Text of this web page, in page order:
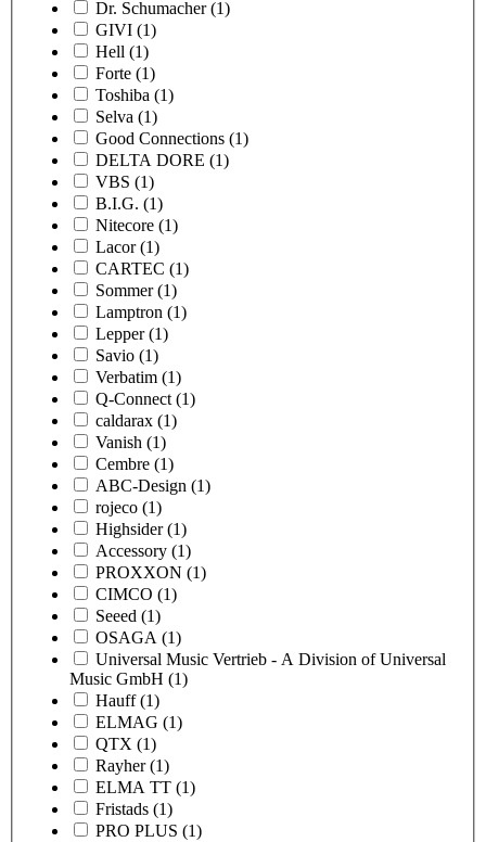
Dr. Schumacher (1)
GIVI (1)
Hell (1)
Forte (1)
Toshiba (1)
Selva (1)
Good Connections (1)
DELTA DORE (1)
VBS (1)
B.I.G. (1)
Nitecore (1)
Lacor (1)
CARTEC (1)
Sommer (1)
Lamptron (1)
Lepper (1)
Savio (1)
Verbatim (1)
Q-Connect (1)
caldarax (1)
Vanish (1)
Cembre (1)
ABC-Design (1)
rojeco (1)
Highsider (1)
Accessory (1)
PROXXON (1)
CIMCO (1)
Seeed (1)
OSAGA (1)
Universal Music Vertrieb - A Division of Universal
Music GmbH (1)
Hauff (1)
ELMAG (1)
QTX (1)
Rayher (1)
ELMA TT (1)
Fristads (1)
PRO PLUS (1)